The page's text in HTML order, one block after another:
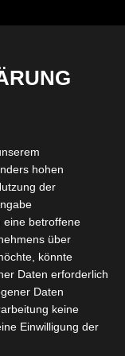
0 Kommentare
hohen
der
eine betroffene
über
könnte
Daten erforderlich
Daten
keine
Einwilligung der